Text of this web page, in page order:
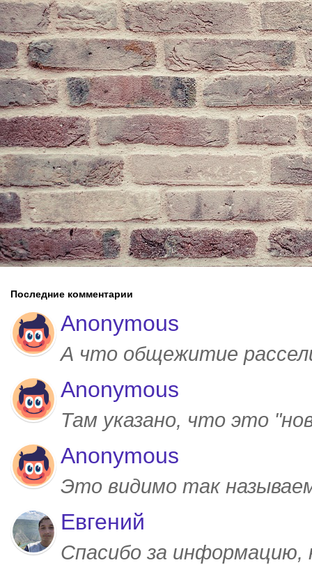
Последние комментарии
Anonymous
А что общежитие
Anonymous
Там указано, что это
Anonymous
Это видимо так
Евгений
Спасибо за